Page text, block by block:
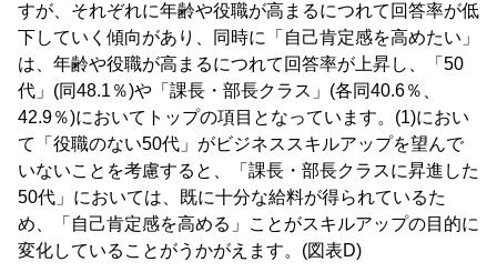
すが、それぞれに年齢や役職が高まるにつれて回答率が低
下していく傾向があり、同時に「自己肯定感を高めたい」
は、年齢や役職が高まるにつれて回答率が上昇し、「50
代」(同48.1％)や「課長・部長クラス」(各同40.6％、
42.9％)においてトップの項目となっています。(1)におい
て「役職のない50代」がビジネススキルアップを望んで
いないことを考慮すると、「課長・部長クラスに昇進した
50代」においては、既に十分な給料が得られているた
め、「自己肯定感を高める」ことがスキルアップの目的に
変化していることがうかがえます。(図表D)